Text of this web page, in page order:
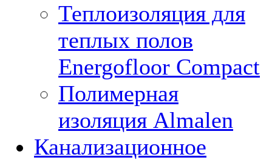
Теплоизоляция для
теплых полов
Energofloor Compact
Полимерная
изоляция Almalen
Канализационное